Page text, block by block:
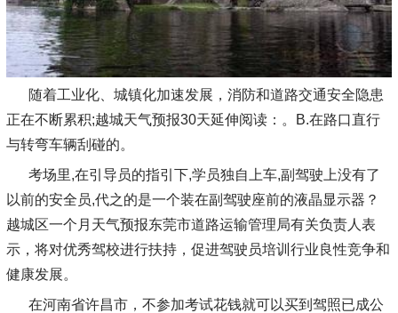
随着工业化、城镇化加速发展，消防和道路交通安全隐患
正在不断累积;越城天气预报30天延伸阅读：。B.在路口直行
与转弯车辆刮碰的。
考场里,在引导员的指引下,学员独自上车,副驾驶上没有了
以前的安全员,代之的是一个装在副驾驶座前的液晶显示器？
越城区一个月天气预报东莞市道路运输管理局有关负责人表
示，将对优秀驾校进行扶持，促进驾驶员培训行业良性竞争和
健康发展。
在河南省许昌市，不参加考试花钱就可以买到驾照已成公